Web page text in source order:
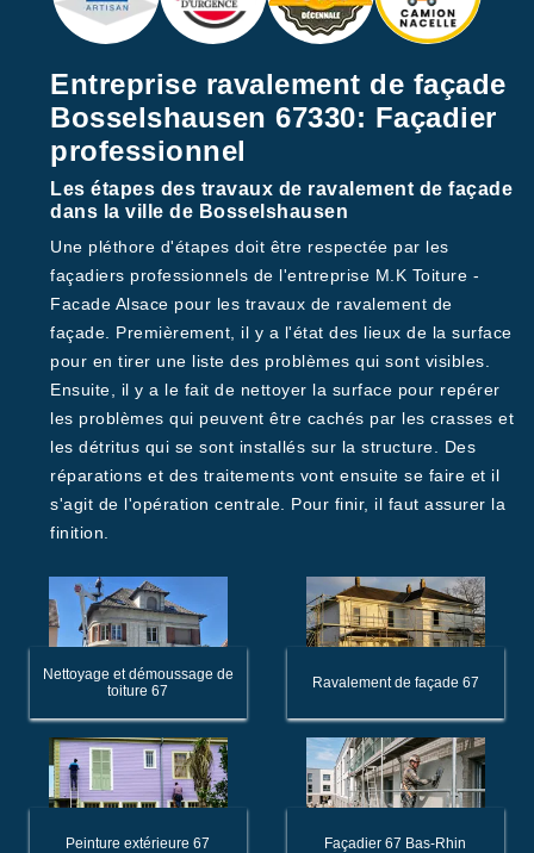
Entreprise ravalement de façade
Bosselshausen 67330: Façadier
professionnel
Les étapes des travaux de ravalement de façade
dans la ville de Bosselshausen
Une pléthore d'étapes doit être respectée par les
façadiers professionnels de l'entreprise M.K Toiture -
Facade Alsace pour les travaux de ravalement de
façade. Premièrement, il y a l'état des lieux de la surface
pour en tirer une liste des problèmes qui sont visibles.
Ensuite, il y a le fait de nettoyer la surface pour repérer
les problèmes qui peuvent être cachés par les crasses et
les détritus qui se sont installés sur la structure. Des
réparations et des traitements vont ensuite se faire et il
s'agit de l'opération centrale. Pour finir, il faut assurer la
finition.
Nettoyage et démoussage de
toiture 67
Ravalement de façade 67
Peinture extérieure 67 Façadier 67 Bas-Rhin